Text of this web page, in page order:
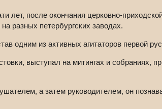
лет, после окончания церковно-
разных петербургских заводах.
одним из активных агитаторов первой
выступал на митингах и собраниях,
а затем руководителем, он